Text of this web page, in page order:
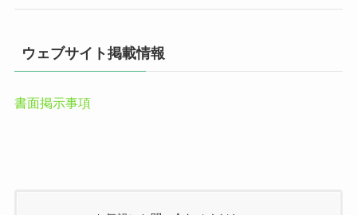
ウェブサイト掲載情報
書面掲示事項